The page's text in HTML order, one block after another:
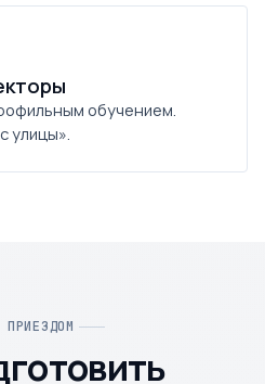
обучением.
улицы».
ПРИЕЗДОМ